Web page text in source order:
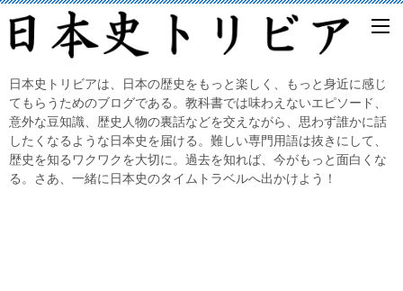
日本史トリビアは、日本の歴史をもっと楽しく、もっと身近に感じ
てもらうためのブログである。教科書では味わえないエピソード、
意外な豆知識、歴史人物の裏話などを交えながら、思わず誰かに話
したくなるような日本史を届ける。難しい専門用語は抜きにして、
歴史を知るワクワクを大切に。過去を知れば、今がもっと面白くな
る。さあ、一緒に日本史のタイムトラベルへ出かけよう！